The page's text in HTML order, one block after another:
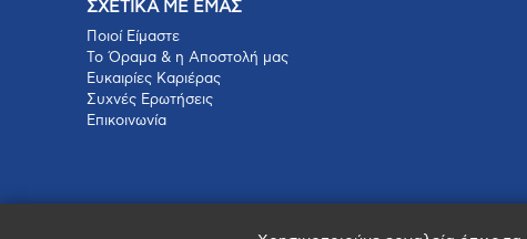
ΣΧΕΤΙΚΑ ΜΕ ΕΜΑΣ
Ποιοί Είμαστε
Το Όραμα & η Αποστολή μας
Ευκαιρίες Καριέρας
Συχνές Ερωτήσεις
Επικοινωνία